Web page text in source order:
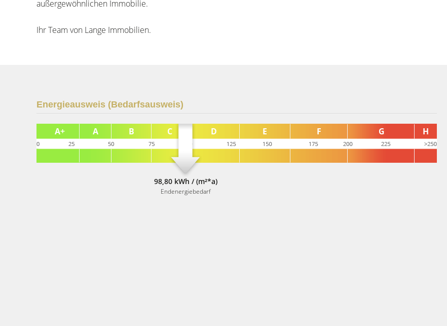
außergewöhnlichen Immobilie.
Ihr Team von Lange Immobilien.
Energieausweis (Bedarfsausweis)
98,80 kWh / (m²*a)
Endenergiebedarf